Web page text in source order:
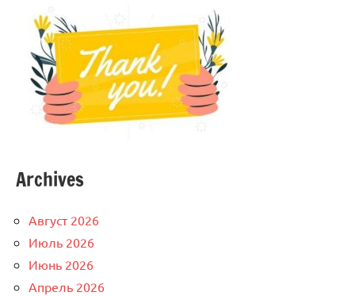
Archives
Август 2026
Июль 2026
Июнь 2026
Апрель 2026